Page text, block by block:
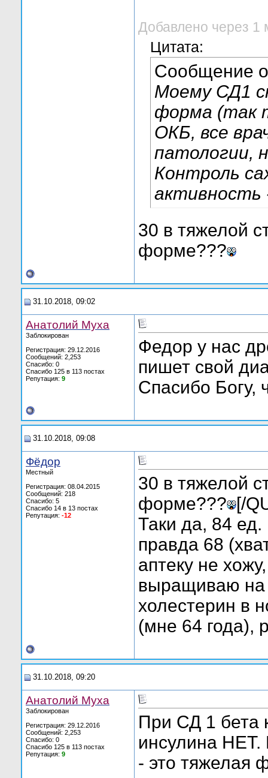
Добавлено через 1
Цитата:
Сообщение
Моему СД1
форма (так
ОКБ, все
патологии,
Контроль
активность
30 в тяжелой
форме???
31.10.2018, 09:02
Анатолий Муха
Заблокирован
Регистрация: 29.12.2016
Сообщений: 2,253
Спасибо: 0
Спасибо 125 в 113 постах
Репутация: 9
Федор у нас
пишет свой
Спасибо Богу,
31.10.2018, 09:08
Фёдор
Местный
Регистрация: 08.04.2015
Сообщений: 218
Спасибо: 5
Спасибо 14 в 13 постах
Репутация: -12
30 в тяжелой
форме???
[/
Таки да, 84
правда 68
аптеку не
выращиваю на
холестерин в
(мне 64 года),
31.10.2018, 09:20
Анатолий Муха
Заблокирован
Регистрация: 29.12.2016
Сообщений: 2,253
Спасибо: 0
Спасибо 125 в 113 постах
Репутация: 9
При СД 1 бета
инсулина НЕТ.
- это тяжелая